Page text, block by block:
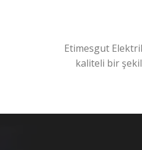
Etimesgut
kaliteli bir